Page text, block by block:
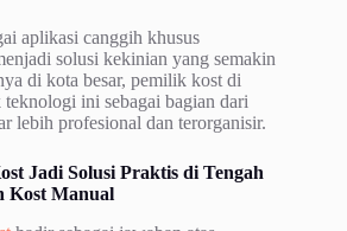
aplikasi canggih khusus
solusi kekinian yang semakin
di kota besar, pemilik kost di
ini sebagai bagian dari
lebih profesional dan terorganisir.
Jadi Solusi Praktis di Tengah
Kost Manual